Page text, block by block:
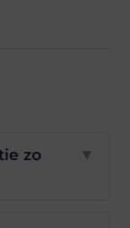
zo
▼